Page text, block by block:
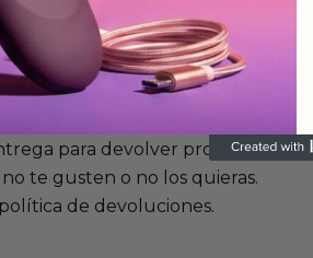
de fabricación te lo
de garantía significa que
de fabricación durante
para devolver productos
te gusten o no los quieras.
de devoluciones.